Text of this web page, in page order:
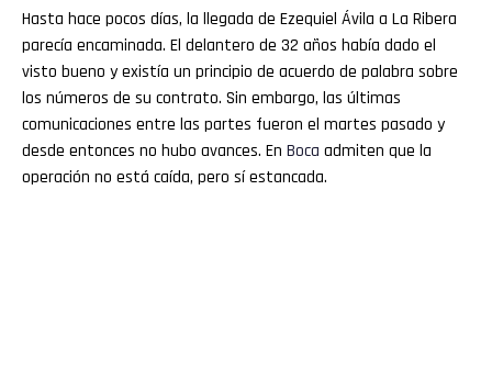
Hasta hace pocos días, la llegada de Ezequiel Ávila a La Ribera
parecía encaminada. El delantero de 32 años había dado el
visto bueno y existía un principio de acuerdo de palabra sobre
los números de su contrato. Sin embargo, las últimas
comunicaciones entre las partes fueron el martes pasado y
desde entonces no hubo avances. En Boca admiten que la
operación no está caída, pero sí estancada.